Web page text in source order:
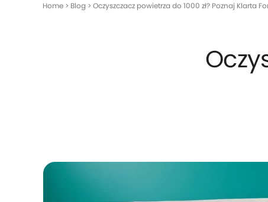
Home > Blog > Oczyszczacz powietrza do 1000 zł? Poznaj Klarta